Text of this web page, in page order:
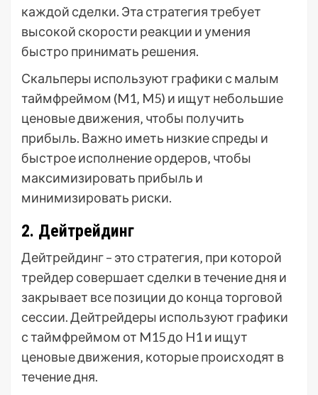
каждой сделки. Эта стратегия требует
высокой скорости реакции и умения
быстро принимать решения.
Скальперы используют графики с малым
таймфреймом (M1‚ M5) и ищут небольшие
ценовые движения‚ чтобы получить
прибыль. Важно иметь низкие спреды и
быстрое исполнение ордеров‚ чтобы
максимизировать прибыль и
минимизировать риски.
2. Дейтрейдинг
Дейтрейдинг – это стратегия‚ при которой
трейдер совершает сделки в течение дня и
закрывает все позиции до конца торговой
сессии. Дейтрейдеры используют графики
с таймфреймом от M15 до H1 и ищут
ценовые движения‚ которые происходят в
течение дня.